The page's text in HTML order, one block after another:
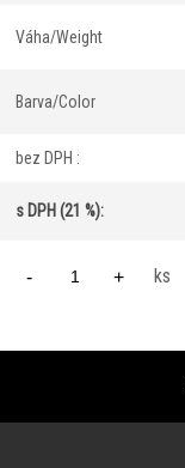
Váha/Weight
Barva/Color
bez DPH :
s DPH (21 %):
- + ks